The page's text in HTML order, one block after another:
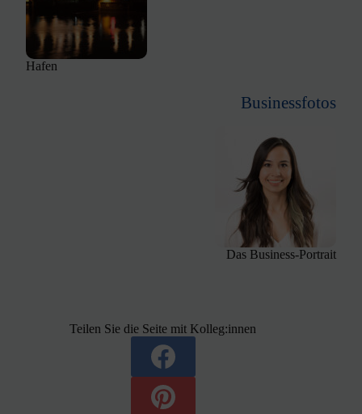
Hafen
Businessfotos
Das Business-Portrait
Teilen Sie die Seite mit Kolleg:innen